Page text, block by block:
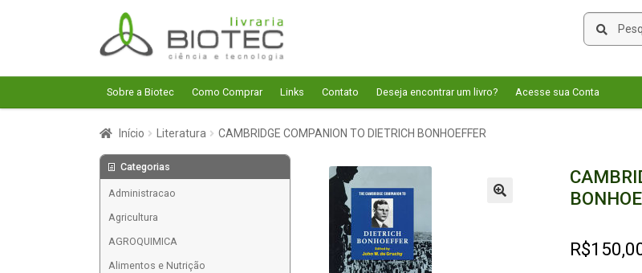
Pular
para
navegação
Pular
para
o
conteúdo
Pesquisar
Pesquisar
Sobre a Biotec Como Comprar Links Contato Deseja encontrar um livro? Acesse sua Conta
Início Literatura CAMBRIDGE COMPANION TO DIETRICH BONHOEFFER
R$
Categorias
Administracao
Agricultura
AGROQUIMICA
Alimentos e Nutrição